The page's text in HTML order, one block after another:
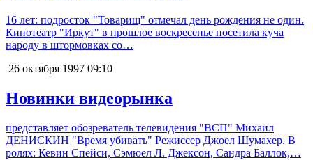
16 лет: подросток "Товарищ" отмечал день рождения не один.
Кинотеатр "Иркут" в прошлое воскресенье посетила куча
народу в штормовках со…
26 октября 1997 09:10
Новинки видеорынка
представляет обозреватель телевидения "ВСП" Михаил
ДЕНИСКИН "Время убивать" Режиссер Джоел Шумахер. В
ролях: Кевин Спейси, Сэмюел Л. Джексон, Сандра Баллок,…